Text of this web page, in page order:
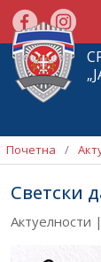
Почетна
Светски
Актуелности |